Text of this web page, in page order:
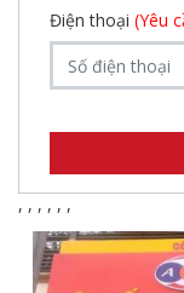
Điện thoại (Yêu
, , , , , ,